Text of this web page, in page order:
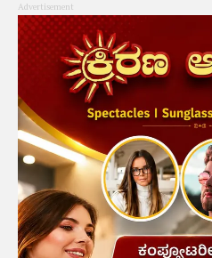
Advertisement